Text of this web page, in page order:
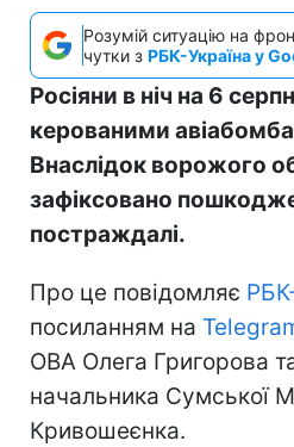
Розумій ситуацію на
чутки з РБК-Україна у
Росіяни в ніч на 6
керованими
Внаслідок ворожого
зафіксовано
постраждалі.
Про це повідомляє
посиланням на
ОВА Олега Григорова
начальника Сумської
Кривошеєнка.